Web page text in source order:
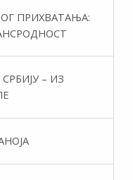
ПРИХВАТАЊА:
– ИЗ